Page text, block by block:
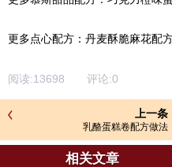
更多点心配方：丹麦酥脆麻花配
阅读:13698 评论:0
上一条
乳酪蛋糕卷配方做法
相关文章